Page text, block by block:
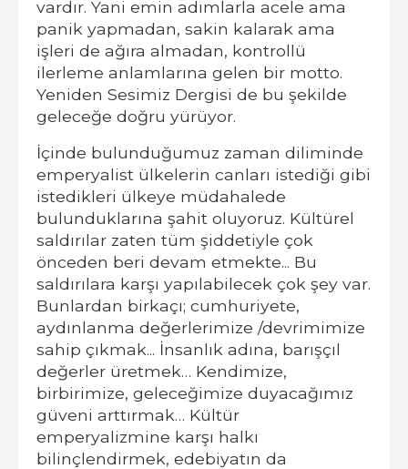
vardır. Yani emin adımlarla acele ama
panik yapmadan, sakin kalarak ama
işleri de ağıra almadan, kontrollü
ilerleme anlamlarına gelen bir motto.
Yeniden Sesimiz Dergisi de bu şekilde
geleceğe doğru yürüyor.
İçinde bulunduğumuz zaman diliminde
emperyalist ülkelerin canları istediği gibi
istedikleri ülkeye müdahalede
bulunduklarına şahit oluyoruz. Kültürel
saldırılar zaten tüm şiddetiyle çok
önceden beri devam etmekte... Bu
saldırılara karşı yapılabilecek çok şey var.
Bunlardan birkaçı; cumhuriyete,
aydınlanma değerlerimize /devrimimize
sahip çıkmak... İnsanlık adına, barışçıl
değerler üretmek… Kendimize,
birbirimize, geleceğimize duyacağımız
güveni arttırmak… Kültür
emperyalizmine karşı halkı
bilinçlendirmek, edebiyatın da